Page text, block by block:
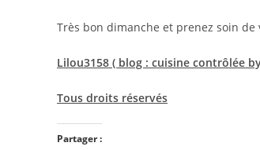
Très bon dimanche et prenez soin de
Lilou3158 ( blog : cuisine contrôlée
Tous droits réservés
Partager :